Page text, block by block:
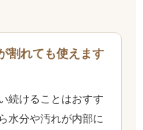
割れても使えます
続けることはおすす
水分や汚れが内部に